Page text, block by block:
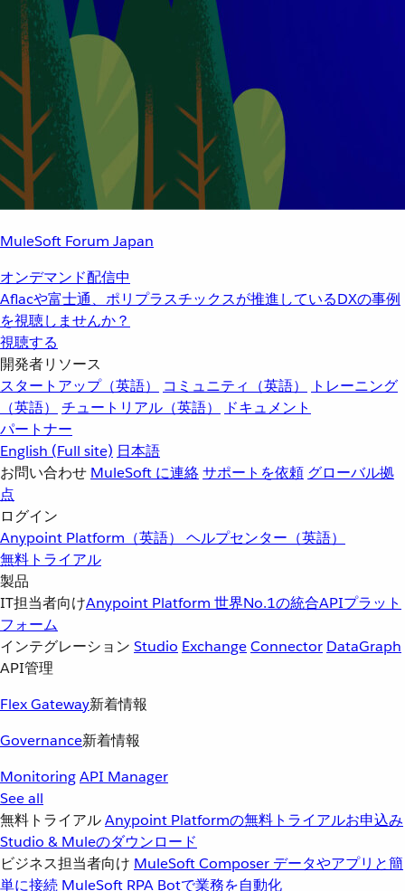
MuleSoft Forum Japan
オンデマンド配信中
Aflacや富士通、ポリプラスチックスが推進しているDXの事例
を視聴しませんか？
視聴する
開発者リソース
スタートアップ（英語）
コミュニティ（英語）
トレーニング
（英語）
チュートリアル（英語）
ドキュメント
パートナー
English (Full site) 日本語
お問い合わせ MuleSoft に連絡サポートを依頼 グローバル拠
点
ログイン
Anypoint Platform（英語） ヘルプセンター（英語）
無料トライアル
製品
IT担当者向けAnypoint Platform 世界No.1の統合APIプラット
フォーム
インテグレーション Studio ExchangeConnector DataGraph
API管理
Flex Gateway新着情報
Governance新着情報
MonitoringAPI Manager
See all
無料トライアルAnypoint Platformの無料トライアルお申込み
Studio & Muleのダウンロード
ビジネス担当者向け MuleSoft Composer データやアプリと簡
単に接続 MuleSoft RPA Botで業務を自動化